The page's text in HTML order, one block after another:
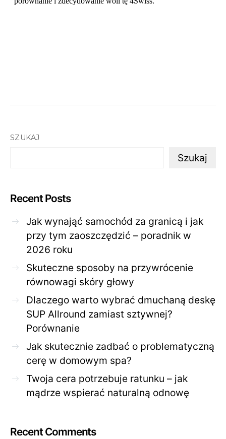
SZUKAJ
Szukaj
Recent Posts
Jak wynająć samochód za granicą i jak
przy tym zaoszczędzić – poradnik w
2026 roku
Skuteczne sposoby na przywrócenie
równowagi skóry głowy
Dlaczego warto wybrać dmuchaną deskę
SUP Allround zamiast sztywnej?
Porównanie
Jak skutecznie zadbać o problematyczną
cerę w domowym spa?
Twoja cera potrzebuje ratunku – jak
mądrze wspierać naturalną odnowę
Recent Comments